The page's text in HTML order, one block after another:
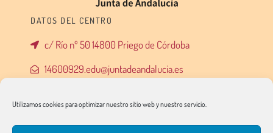
Utilizamos cookies para optimizar nuestro sitio web y nuestro servicio.
DATOS DEL CENTRO
c/ Río nº 50 14800 Priego de Córdoba
14600929.edu@juntadeandalucia.es
AVISOS LEGALES